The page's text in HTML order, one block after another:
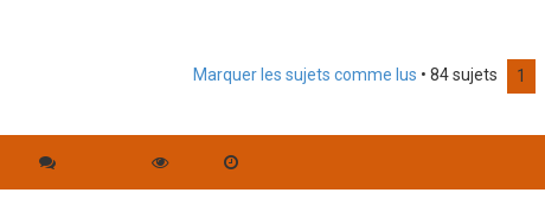
Marquer les sujets comme lus • 84 sujets 1